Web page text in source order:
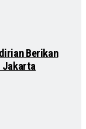
Berikan
Jakarta